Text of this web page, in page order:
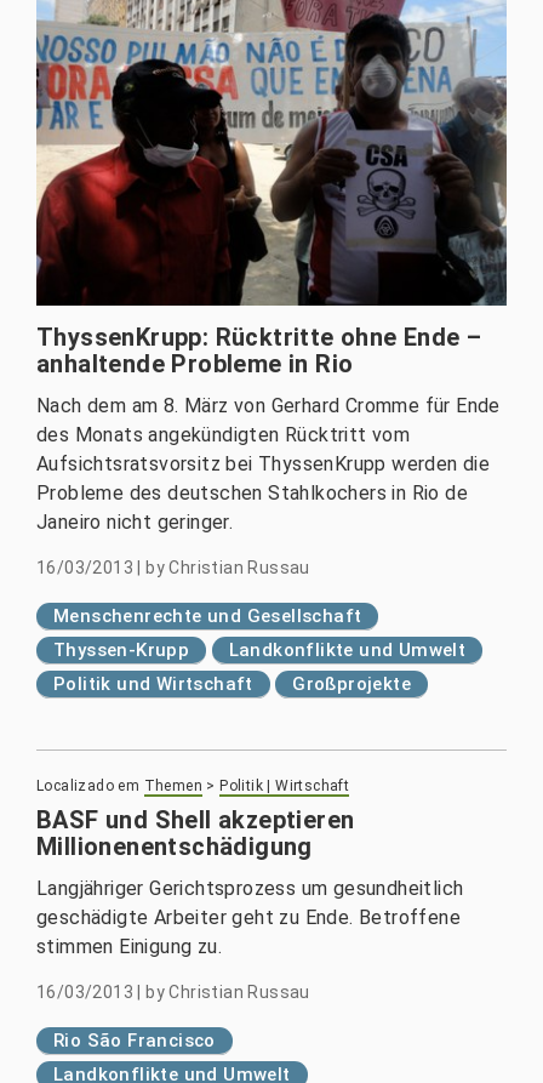
ThyssenKrupp: Rücktritte ohne Ende –
anhaltende Probleme in Rio
Nach dem am 8. März von Gerhard Cromme für Ende
des Monats angekündigten Rücktritt vom
Aufsichtsratsvorsitz bei ThyssenKrupp werden die
Probleme des deutschen Stahlkochers in Rio de
Janeiro nicht geringer.
16/03/2013 byChristian Russau
Menschenrechte und Gesellschaft
Thyssen-Krupp
Landkonflikte und Umwelt
Politik und Wirtschaft
Großprojekte
Localizado em Themen > Politik | Wirtschaft
BASF und Shell akzeptieren
Millionenentschädigung
Langjähriger Gerichtsprozess um gesundheitlich
geschädigte Arbeiter geht zu Ende. Betroffene
stimmen Einigung zu.
16/03/2013 byChristian Russau
Rio São Francisco
Landkonflikte und Umwelt